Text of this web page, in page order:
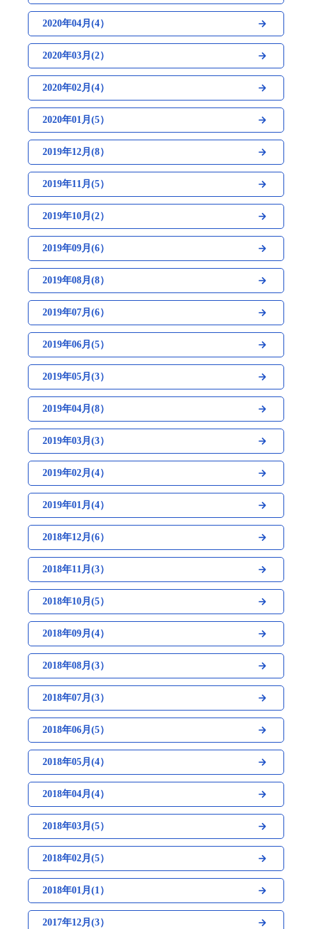
2020年04月(4）
2020年03月(2）
2020年02月(4）
2020年01月(5）
2019年12月(8）
2019年11月(5）
2019年10月(2）
2019年09月(6）
2019年08月(8）
2019年07月(6）
2019年06月(5）
2019年05月(3）
2019年04月(8）
2019年03月(3）
2019年02月(4）
2019年01月(4）
2018年12月(6）
2018年11月(3）
2018年10月(5）
2018年09月(4）
2018年08月(3）
2018年07月(3）
2018年06月(5）
2018年05月(4）
2018年04月(4）
2018年03月(5）
2018年02月(5）
2018年01月(1）
2017年12月(3）